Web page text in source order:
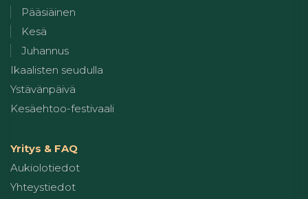
Pääsiäinen
Kesä
Juhannus
Ikaalisten seudulla
Ystävänpäivä
Kesäehtoo-festivaali
Yritys & FAQ
Aukiolotiedot
Yhteystiedot